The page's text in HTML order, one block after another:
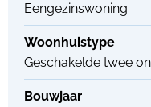
Eengezinswoning
Woonhuistype
Geschakelde twee
Bouwjaar